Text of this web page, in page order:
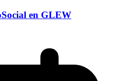
en GLEW